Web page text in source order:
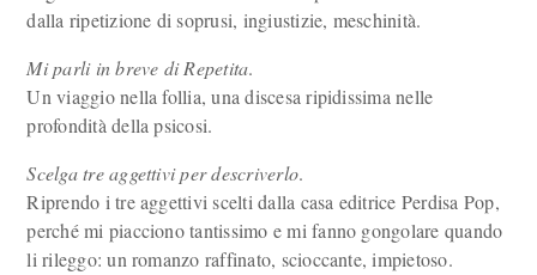
dalla ripetizione di soprusi, ingiustizie, meschinità.
Mi parli in breve di Repetita.
Un viaggio nella follia, una discesa ripidissima nelle
profondità della psicosi.
Scelga tre aggettivi per descriverlo.
Riprendo i tre aggettivi scelti dalla casa editrice Perdisa Pop,
perché mi piacciono tantissimo e mi fanno gongolare quando
li rileggo: un romanzo raffinato, scioccante, impietoso.